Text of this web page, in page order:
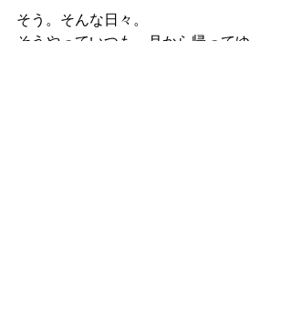
そう。そんな日々。
そうやっていつも、月から帰ってゆ